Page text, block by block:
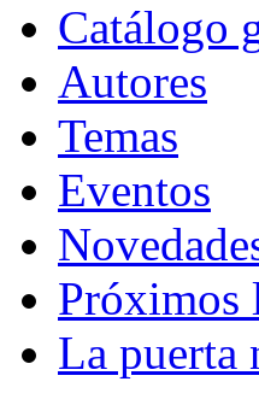
Catálogo
Autores
Temas
Eventos
Próximos
La puerta